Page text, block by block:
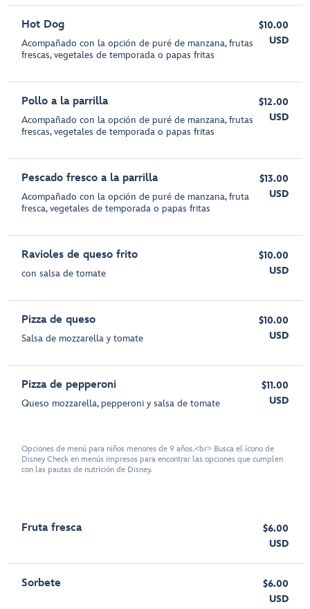
Hot Dog
Acompañado con la opción de puré de manzana, frutas
frescas, vegetales de temporada o papas fritas
$10.00
USD
Pollo a la parrilla
Acompañado con la opción de puré de manzana, frutas
frescas, vegetales de temporada o papas fritas
$12.00
USD
Pescado fresco a la parrilla
Acompañado con la opción de puré de manzana, fruta
fresca, vegetales de temporada o papas fritas
$13.00
USD
Ravioles de queso frito
con salsa de tomate
$10.00
USD
Pizza de queso
Salsa de mozzarella y tomate
$10.00
USD
Pizza de pepperoni
Queso mozzarella, pepperoni y salsa de tomate
$11.00
USD
Opciones de menú para niños menores de 9 años.<br> Busca el ícono de
Disney Check en menús impresos para encontrar las opciones que cumplen
con las pautas de nutrición de Disney.
Fruta fresca
$6.00
USD
Sorbete
$6.00
USD